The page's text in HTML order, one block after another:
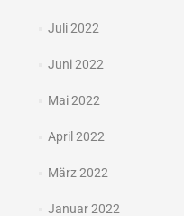
Juli 2022
Juni 2022
Mai 2022
April 2022
März 2022
Januar 2022